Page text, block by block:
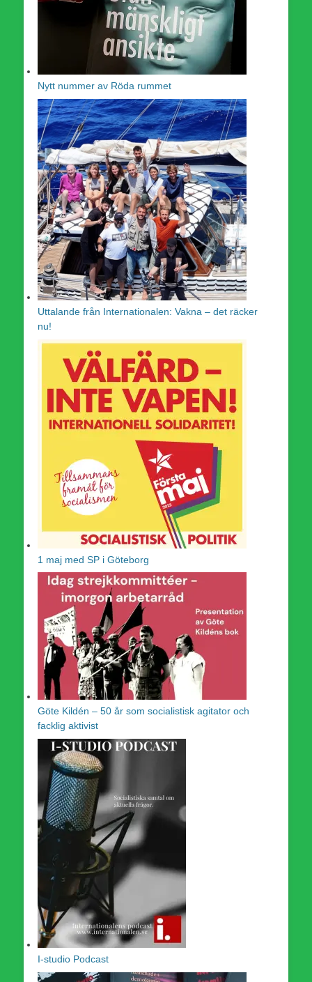
Nytt nummer av Röda rummet
Uttalande från Internationalen: Vakna – det räcker
nu!
1 maj med SP i Göteborg
Göte Kildén – 50 år som socialistisk agitator och
facklig aktivist
I-studio Podcast